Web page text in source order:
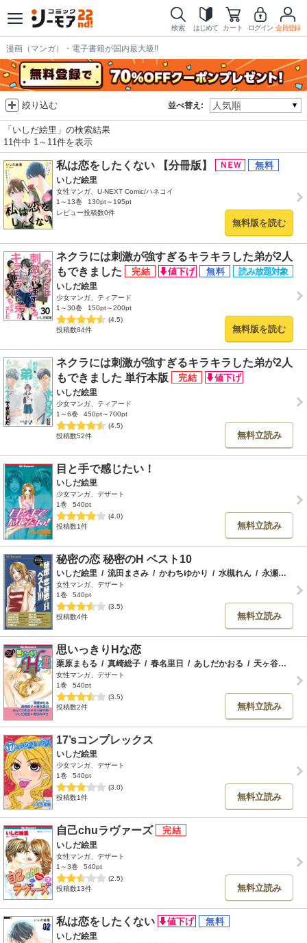
検索 はじめて カート ログイン 会員登録
漫画（マンガ）・電子書籍が国内最大級!!
並べ替え:
絞り込む
「いしだ絵里」の検索結果
11件中 1～11件を表示
私は恋をしたくない 【分冊版】
いしだ絵里
女性マンガ、U-NEXT Comic/ハネコイ
1～13巻
130pt～195pt
レビュー投稿数0件
無料版を読む
ネクラには刺激が強すぎるキラキラした弟が2人
もできました
いしだ絵里
少女マンガ、ティアード
1～30巻
150pt～200pt
(4.5)
投稿数84件
無料版を読む
ネクラには刺激が強すぎるキラキラした弟が2人
もできました 単行本版
いしだ絵里
少女マンガ、ティアード
1～6巻
450pt～700pt
(4.5)
投稿数52件
無料立読み
目と手で感じたい！
いしだ絵里
少女マンガ、デザート
1巻
540pt
(4.0)
投稿数1件
無料立読み
秘密の恋 秘密のH ベスト10
いしだ絵里 / 流田まさみ / かわちゆかり / 水槻れん / 永瀬れいこ
女性マンガ、デザート
1巻
540pt
(3.5)
投稿数4件
無料立読み
思いっきりHな恋
栗原まもる / 真崎総子 / 春名里日 / あしだかおる / 天ヶ谷千明
女性マンガ、デザート
1巻
540pt
(3.5)
投稿数2件
無料立読み
17’sコンプレックス
いしだ絵里
少女マンガ、デザート
1巻
540pt
(3.0)
投稿数1件
無料立読み
自己chuラヴァーズ
いしだ絵里
女性マンガ、デザート
1～3巻
540pt
(2.5)
投稿数13件
無料立読み
私は恋をしたくない
いしだ絵里